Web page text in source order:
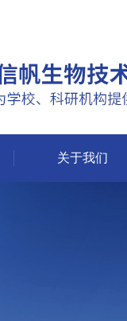
关于我们